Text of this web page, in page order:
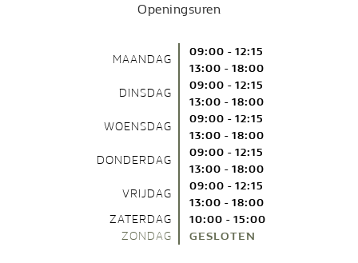
Openingsuren
MAANDAG
09:00 - 12:15
13:00 - 18:00
DINSDAG
09:00 - 12:15
13:00 - 18:00
WOENSDAG
09:00 - 12:15
13:00 - 18:00
DONDERDAG
09:00 - 12:15
13:00 - 18:00
VRIJDAG
09:00 - 12:15
13:00 - 18:00
ZATERDAG
10:00 - 15:00
ZONDAG
GESLOTEN